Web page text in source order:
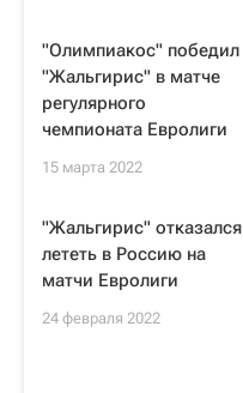
"Олимпиакос" победил
"Жальгирис" в матче
регулярного
чемпионата Евролиги
15 марта 2022
"Жальгирис" отказался
лететь в Россию на
матчи Евролиги
24 февраля 2022